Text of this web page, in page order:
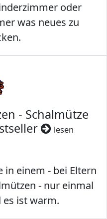
oder
was neues zu
- Schalmütze
lesen
in einem - bei Eltern
- nur einmal
ist warm.